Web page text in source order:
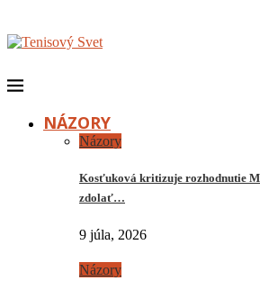
NÁZORY
Názory
Kosťuková kritizuje rozhodnutie
zdolať…
9 júla, 2026
Názory